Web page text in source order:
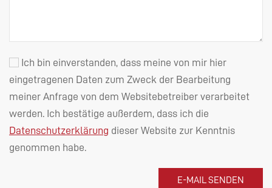
Ich bin einverstanden, dass meine von mir hier
eingetragenen Daten zum Zweck der Bearbeitung
meiner Anfrage von dem Websitebetreiber verarbeitet
werden. Ich bestätige außerdem, dass ich die
Datenschutzerklärung dieser Website zur Kenntnis
genommen habe.